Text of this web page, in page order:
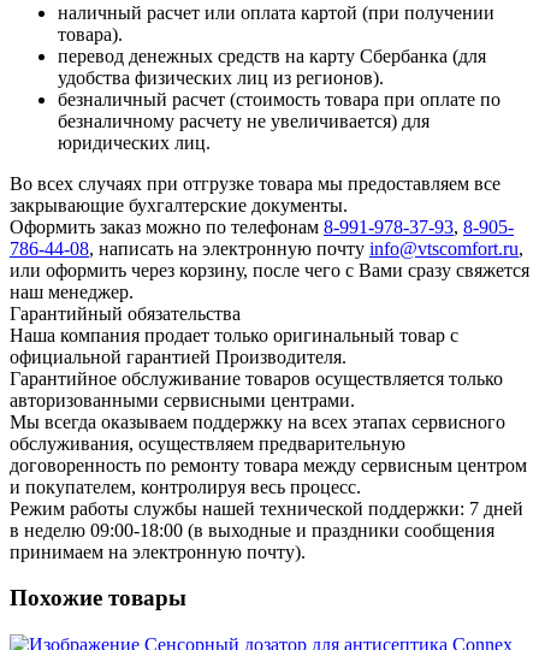
наличный расчет или оплата картой (при получении
товара).
перевод денежных средств на карту Сбербанка (для
удобства физических лиц из регионов).
безналичный расчет (стоимость товара при оплате по
безналичному расчету не увеличивается) для
юридических лиц.
Во всех случаях при отгрузке товара мы предоставляем все
закрывающие бухгалтерские документы.
Оформить заказ можно по телефонам 8-991-978-37-93, 8-905-
786-44-08, написать на электронную почту info@vtscomfort.ru,
или оформить через корзину, после чего с Вами сразу свяжется
наш менеджер.
Гарантийный обязательства
Наша компания продает только оригинальный товар с
официальной гарантией Производителя.
Гарантийное обслуживание товаров осуществляется только
авторизованными сервисными центрами.
Мы всегда оказываем поддержку на всех этапах сервисного
обслуживания, осуществляем предварительную
договоренность по ремонту товара между сервисным центром
и покупателем, контролируя весь процесс.
Режим работы службы нашей технической поддержки: 7 дней
в неделю 09:00-18:00 (в выходные и праздники сообщения
принимаем на электронную почту).
Похожие товары